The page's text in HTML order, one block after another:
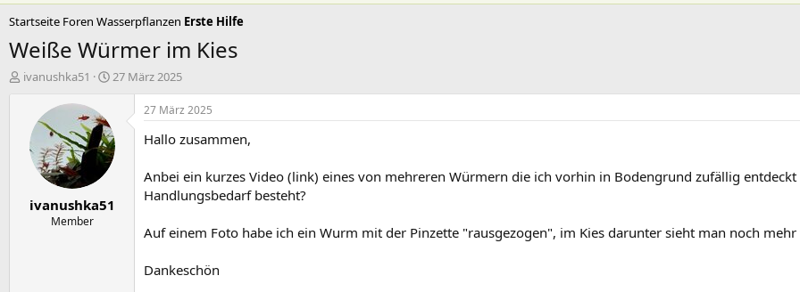
Startseite Foren Wasserpflanzen Erste Hilfe
Weiße Würmer im Kies
E
ivanushka51
E
e
l
a
27 März 2025
ivanushka51
Member
27 März 2025
Hallo zusammen,
Anbei ein kurzes Video (link) eines von mehreren Würmern die ich vorhin in Bodengrund zufällig
Handlungsbedarf besteht?
Auf einem Foto habe ich ein Wurm mit der Pinzette "rausgezogen", im Kies darunter sieht man noch
Dankeschön